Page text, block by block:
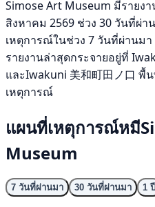
Simose Art Museum มีรายง
สิงหาคม 2569 ช่วง 30 วันที่ผ่
เหตุการณ์ในช่วง 7 วันที่ผ่านม
รายงานล่าสุดกระจายอยู่ที่
และIwakuni 美和町田ノ口
เหตุการณ์
แผนที่เหตุการณ์หมี
Museum
7 วันที่ผ่านมา 30 วันที่ผ่านมา 1 ปี